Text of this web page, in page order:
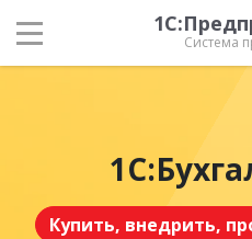
Система
Купить, внедрить,